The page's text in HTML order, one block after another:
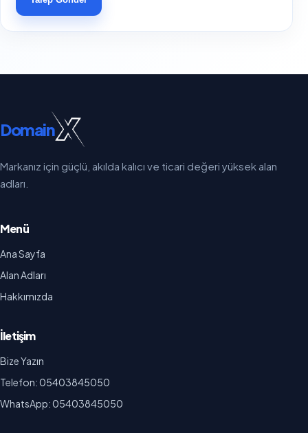
Domain
Markanız için güçlü, akılda kalıcı ve ticari değeri yüksek alan
adları.
Menü
Ana Sayfa
Alan Adları
Hakkımızda
İletişim
Bize Yazın
Telefon: 05403845050
WhatsApp: 05403845050